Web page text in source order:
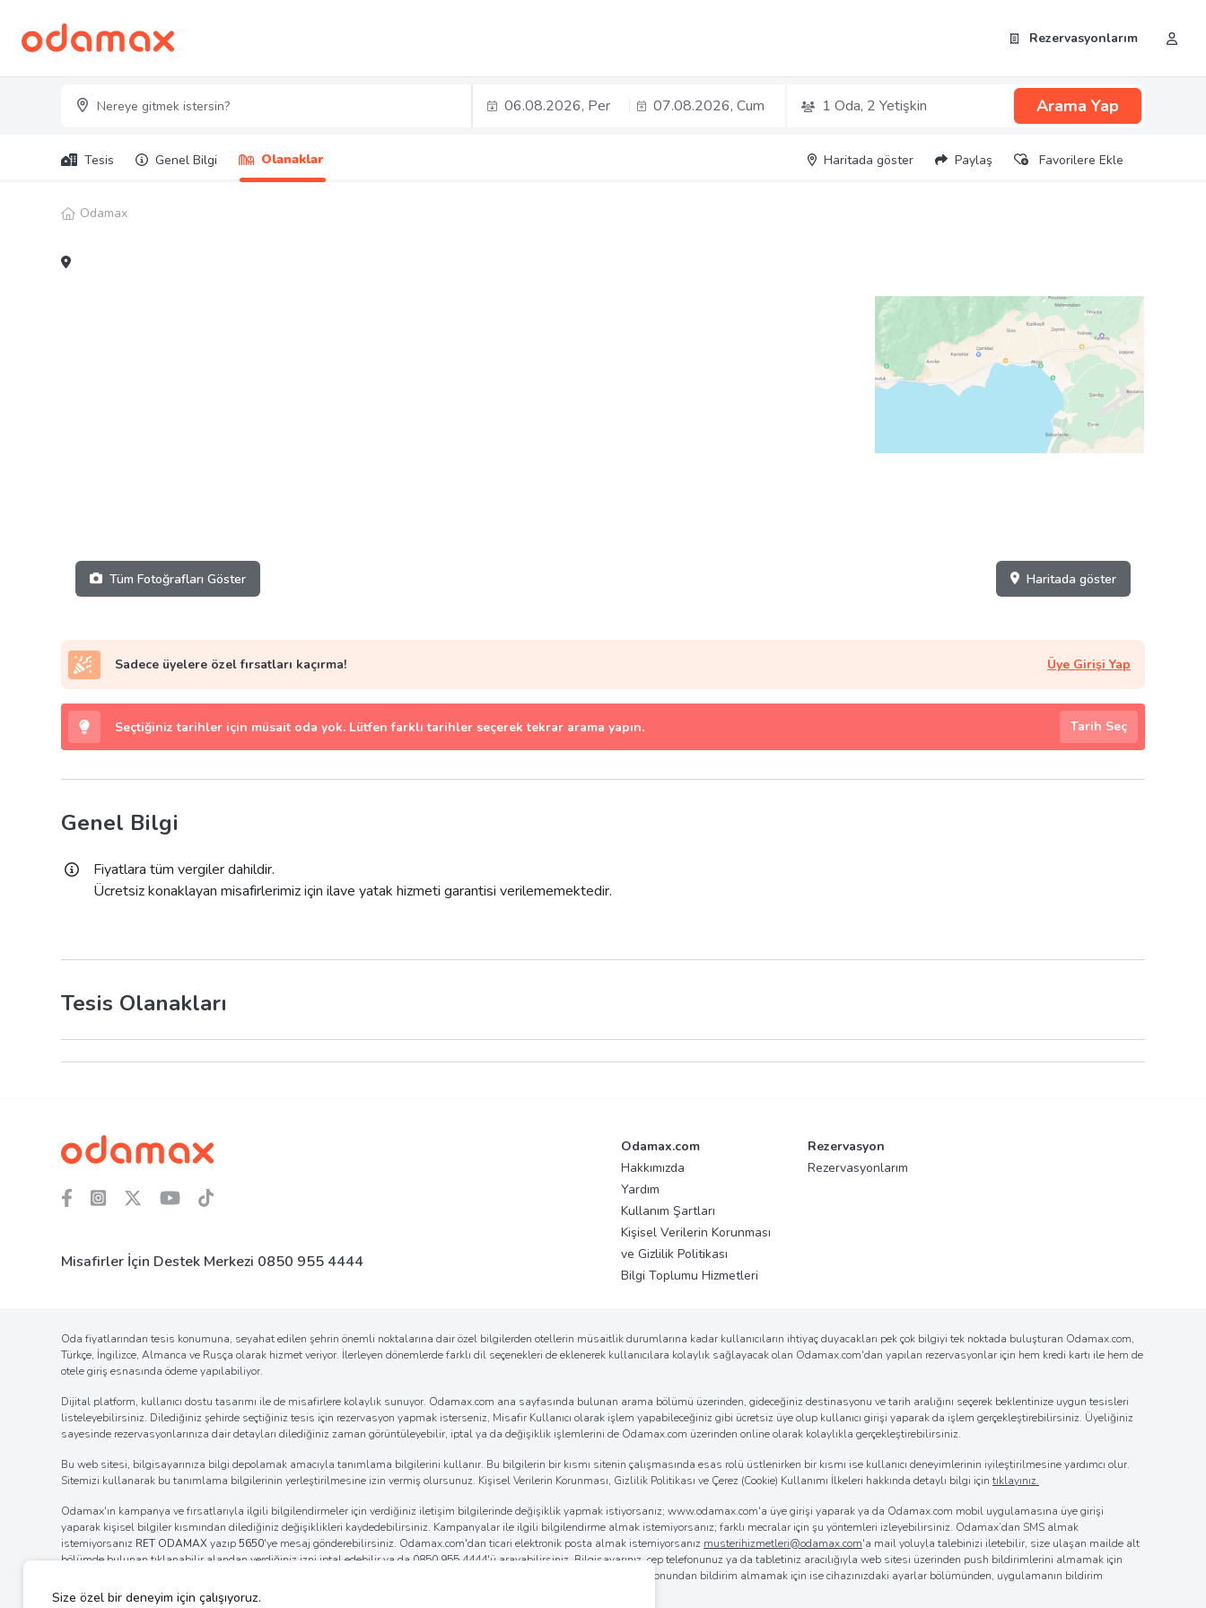
Rezervasyonlarım
06.08.2026, Per 07.08.2026, Cum 1 Oda, 2 Yetişkin Arama Yap
Tesis Genel Bilgi Olanaklar Haritada göster Paylaş Favorilere Ekle
Odamax
Tüm Fotoğrafları Göster Haritada göster
Sadece üyelere özel fırsatları kaçırma! Üye Girişi Yap
Seçtiğiniz tarihler için müsait oda yok. Lütfen farklı tarihler seçerek tekrar arama yapın. Tarih Seç
Genel Bilgi
Fiyatlara tüm vergiler dahildir.
Ücretsiz konaklayan misafirlerimiz için ilave yatak hizmeti garantisi verilememektedir.
Tesis Olanakları
Misafirler İçin Destek Merkezi 0850 955 4444
Odamax.com
Hakkımızda
Yardım
Kullanım Şartları
Kişisel Verilerin Korunması
ve Gizlilik Politikası
Bilgi Toplumu Hizmetleri
Rezervasyon
Rezervasyonlarım
Oda fiyatlarından tesis konumuna, seyahat edilen şehrin önemli noktalarına dair özel bilgilerden otellerin müsaitlik durumlarına kadar kullanıcıların ihtiyaç duyacakları pek çok bilgiyi tek noktada buluşturan Odamax.com,
Türkçe, İngilizce, Almanca ve Rusça olarak hizmet veriyor. İlerleyen dönemlerde farklı dil seçenekleri de eklenerek kullanıcılara kolaylık sağlayacak olan Odamax.com'dan yapılan rezervasyonlar için hem kredi kartı ile hem de
otele giriş esnasında ödeme yapılabiliyor.
Dijital platform, kullanıcı dostu tasarımı ile de misafirlere kolaylık sunuyor. Odamax.com ana sayfasında bulunan arama bölümü üzerinden, gideceğiniz destinasyonu ve tarih aralığını seçerek beklentinize uygun tesisleri
listeleyebilirsiniz. Dilediğiniz şehirde seçtiğiniz tesis için rezervasyon yapmak isterseniz, Misafir Kullanıcı olarak işlem yapabileceğiniz gibi ücretsiz üye olup kullanıcı girişi yaparak da işlem gerçekleştirebilirsiniz. Üyeliğiniz
sayesinde rezervasyonlarınıza dair detayları dilediğiniz zaman görüntüleyebilir, iptal ya da değişiklik işlemlerini de Odamax.com üzerinden online olarak kolaylıkla gerçekleştirebilirsiniz.
Bu web sitesi, bilgisayarınıza bilgi depolamak amacıyla tanımlama bilgilerini kullanır. Bu bilgilerin bir kısmı sitenin çalışmasında esas rolü üstlenirken bir kısmı ise kullanıcı deneyimlerinin iyileştirilmesine yardımcı olur.
Sitemizi kullanarak bu tanımlama bilgilerinin yerleştirilmesine izin vermiş olursunuz. Kişisel Verilerin Korunması, Gizlilik Politikası ve Çerez (Cookie) Kullanımı İlkeleri hakkında detaylı bilgi için tıklayınız.
Odamax'ın kampanya ve fırsatlarıyla ilgili bilgilendirmeler için verdiğiniz iletişim bilgilerinde değişiklik yapmak istiyorsanız; www.odamax.com'a üye girişi yaparak ya da Odamax.com mobil uygulamasına üye girişi
yaparak kişisel bilgiler kısmından dilediğiniz değişiklikleri kaydedebilirsiniz. Kampanyalar ile ilgili bilgilendirme almak istemiyorsanız; farklı mecralar için şu yöntemleri izleyebilirsiniz. Odamax’dan SMS almak
istemiyorsanız RET ODAMAXyazıp5650'ye mesaj gönderebilirsiniz. Odamax.com'dan ticari elektronik posta almak istemiyorsanız musterihizmetleri@odamax.com'a mail yoluyla talebinizi iletebilir, size ulaşan mailde alt
bölümde bulunan tıklanabilir alandan verdiğiniz izni iptal edebilir ya da 0850 955 4444'ü arayabilirsiniz. Bilgisayarınız, cep telefonunuz ya da tabletiniz aracılığıyla web sitesi üzerinden push bildirimlerini almamak için
internet tarayıcınızın ayarlar bölümünden bildirim izinlerinin kaldırılmasını sağlayabilirsiniz. Odamax.com mobil aplikasyonundan bildirim almamak için ise cihazınızdaki ayarlar bölümünden, uygulamanın bildirim
ayarlarını değiştirerek bildirim alımına engel olabilirsiniz.